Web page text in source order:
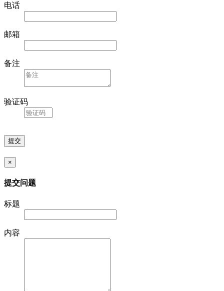
电话
邮箱
备注
验证码
×
提交问题
标题
内容